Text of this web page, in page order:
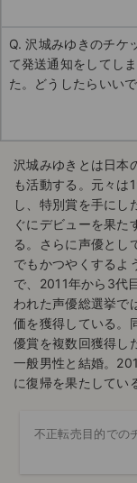
Q. 沢城みゆきのチケ
て発送通知をしてし
た。どうしたらいい
沢城みゆきとは日本
も活動する。元々は
し、特別賞を手にし
ぐにデビューを果た
る。さらに声優とし
でもかつやくするよ
で、2011年から3代
われた声優総選挙で
価を獲得している。
優賞を複数回獲得し
一般男性と結婚。
に復帰を果たしてい
不正転売目的での